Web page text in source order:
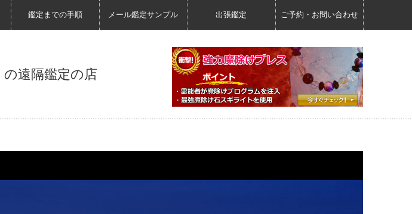
鑑定までの手順 メール鑑定サンプル 出張鑑定 ご予約・お問い合わせ
遠隔鑑定の店